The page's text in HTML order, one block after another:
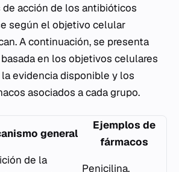
acción de los antibióticos
según el objetivo celular
A continuación, se presenta
en los objetivos celulares
evidencia disponible y los
asociados a cada grupo.
general
Ejemplos de
fármacos
de la
Penicilina,